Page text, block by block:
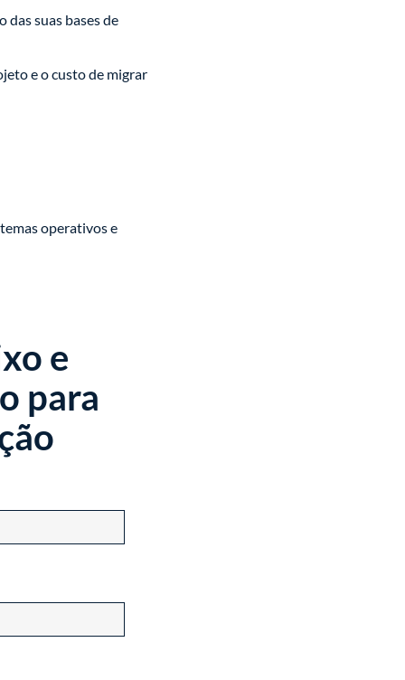
das suas bases de
e o custo de migrar
operativos e
e
para